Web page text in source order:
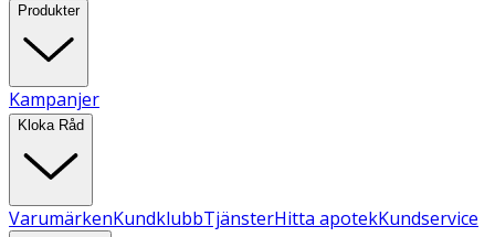
Produkter
Kampanjer
Kloka Råd
VarumärkenKundklubbTjänsterHitta apotekKundservice